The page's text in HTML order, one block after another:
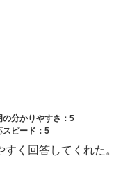
の分かりやすさ：5
スピード：5
く回答してくれた。